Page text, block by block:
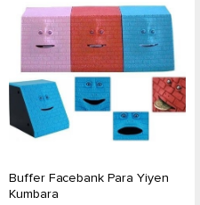
Buffer Facebank Para Yiyen
Kumbara